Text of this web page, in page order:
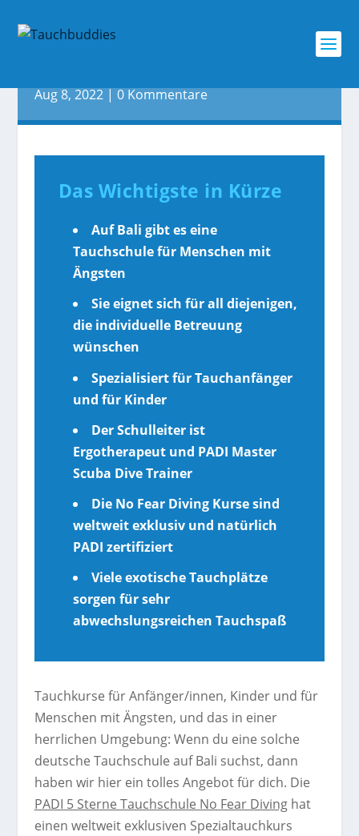
No Fear Diving: Eine deutsche
Aug 8, 2022| 0 Kommentare
Das Wichtigste in Kürze
Auf Bali gibt es eine
Tauchschule für Menschen mit
Ängsten
Sie eignet sich für all diejenigen,
die individuelle Betreuung
wünschen
Spezialisiert für Tauchanfänger
und für Kinder
Der Schulleiter ist
Ergotherapeut und PADI Master
Scuba Dive Trainer
Die No Fear Diving Kurse sind
weltweit exklusiv und natürlich
PADI zertifiziert
Viele exotische Tauchplätze
sorgen für sehr
abwechslungsreichen Tauchspaß
Tauchkurse für Anfänger/innen, Kinder und für
Menschen mit Ängsten, und das in einer
herrlichen Umgebung: Wenn du eine solche
deutsche Tauchschule auf Bali suchst, dann
haben wir hier ein tolles Angebot für dich. Die
PADI 5 Sterne Tauchschule No Fear Divinghat
einen weltweit exklusiven Spezialtauchkurs